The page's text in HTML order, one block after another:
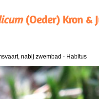
(Oeder) Kron &
nabij zwembad - Habitus